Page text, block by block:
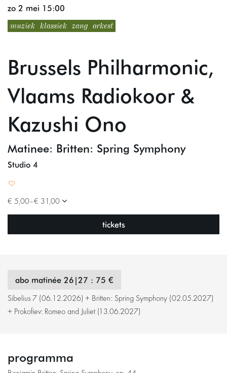
muziek klassiek zang orkest
Brussels Philharmonic,
Vlaams Radiokoor &
Kazushi Ono
Matinee: Britten: Spring Symphony
zo 2 mei 15:00
Studio 4
€ 5,00–€ 31,00
tickets
abo matinée 26|27 : 75 €
Sibelius 7 (06.12.2026) + Britten: Spring Symphony (02.05.2027)
+ Prokofiev: Romeo and Juliet (13.06.2027)
programma